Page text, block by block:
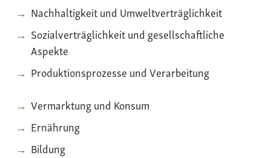
Nachhaltigkeit und Umweltverträglichkeit
Sozialverträglichkeit und gesellschaftliche
Aspekte
Produktionsprozesse und Verarbeitung
Vermarktung und Konsum
Ernährung
Bildung